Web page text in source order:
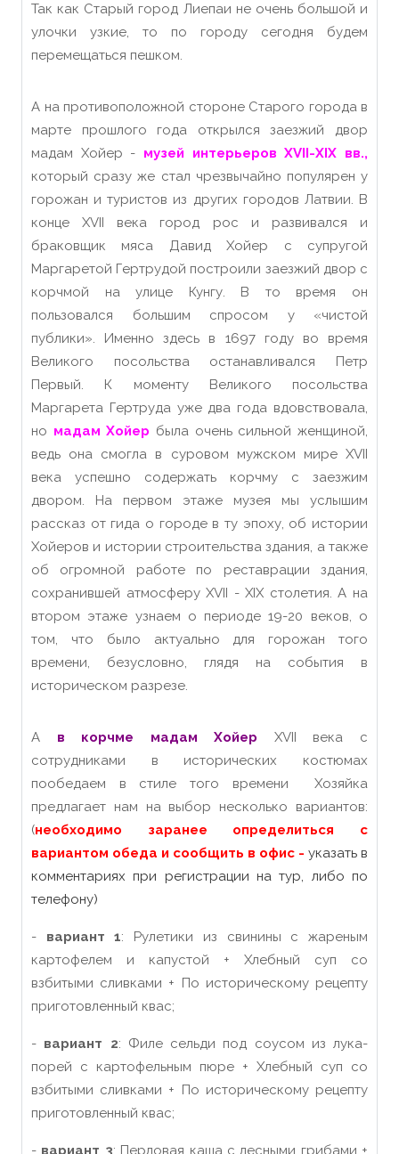
Так как Старый город Лиепаи не очень большой и
улочки узкие, то по городу сегодня будем
перемещаться пешком.
А на противоположной стороне Старого города в
марте прошлого года открылся заезжий двор
мадам Хойер - музей интерьеров XVII-XIX вв.,
который сразу же стал чрезвычайно популярен у
горожан и туристов из других городов Латвии. В
конце XVII века город рос и развивался и
браковщик мяса Давид Хойер с супругой
Маргаретой Гертрудой построили заезжий двор с
корчмой на улице Кунгу. В то время он
пользовался большим спросом у «чистой
публики». Именно здесь в 1697 году во время
Великого посольства останавливался Петр
Первый. К моменту Великого посольства
Маргарета Гертруда уже два года вдовствовала,
но мадам Хойер была очень сильной женщиной,
ведь она смогла в суровом мужском мире XVII
века успешно содержать корчму с заезжим
двором. На первом этаже музея мы услышим
рассказ от гида о городе в ту эпоху, об истории
Хойеров и истории строительства здания, а также
об огромной работе по реставрации здания,
сохранившей атмосферу XVII - XIX столетия. А на
втором этаже узнаем о периоде 19-20 веков, о
том, что было актуально для горожан того
времени, безусловно, глядя на события в
историческом разрезе.
А в корчме мадам Хойер XVII века с
сотрудниками в исторических костюмах
пообедаем в стиле того времени Хозяйка
предлагает нам на выбор несколько вариантов:
(необходимо заранее определиться с
вариантом обеда и сообщить в офис - указать в
комментариях при регистрации на тур, либо по
телефону)
- вариант 1: Рулетики из свинины с жареным
картофелем и капустой + Хлебный суп со
взбитыми сливками + По историческому рецепту
приготовленный квас;
- вариант 2: Филе сельди под соусом из лука-
порей с картофельным пюре + Хлебный суп со
взбитыми сливками + По историческому рецепту
приготовленный квас;
- вариант 3: Перловая каша с лесными грибами +